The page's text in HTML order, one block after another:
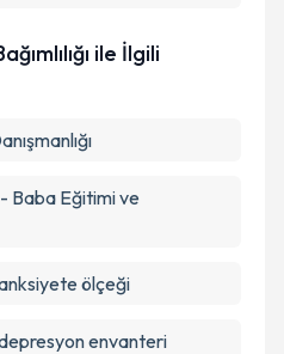
ile İlgili
Baba Eğitimi ve
ölçeği
envanteri